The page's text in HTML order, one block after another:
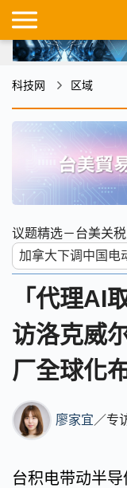
科技网 区域
议题精选－台美关
「代理AI
访洛克威
厂全球化
廖家宜 ／专
台积电带动半